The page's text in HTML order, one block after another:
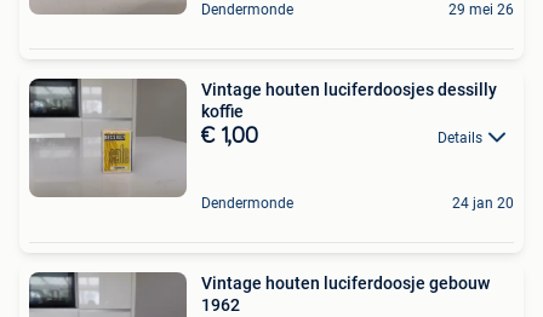
Dendermonde 29 mei 26
Vintage houten luciferdoosjes dessilly
koffie
€ 1,00 Details
Dendermonde 24 jan 20
Vintage houten luciferdoosje gebouw
1962